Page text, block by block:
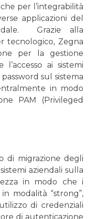
per l’integrabilità
appli­cazioni del
Grazie alla
tecnologico, Zegna
per la gestione
l’accesso ai sistemi
sul sistema
in modo
PAM (Privileged
di migrazione degli
aziendali sulla
in modo che i
modalità “strong”,
di cre­denziali
di autenticazione